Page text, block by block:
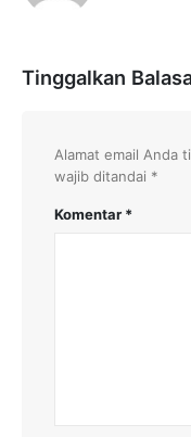
Tinggalkan
Alamat email Anda
wajib ditandai *
Komentar *